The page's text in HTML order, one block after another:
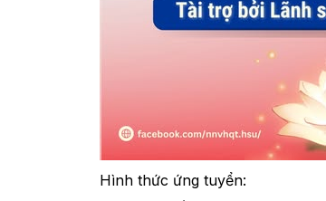
Hình thức ứng tuyển: